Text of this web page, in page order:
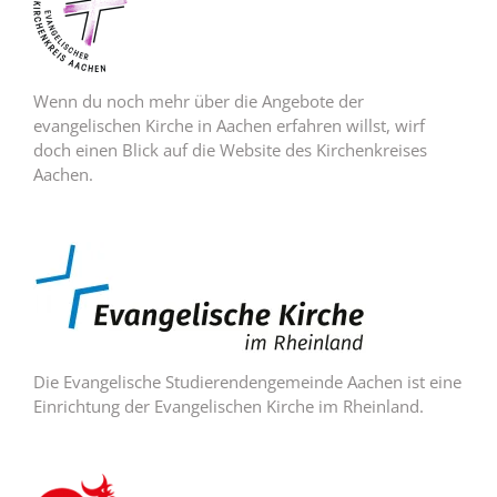
Wenn du noch mehr über die Angebote der
evangelischen Kirche in Aachen erfahren willst, wirf
doch einen Blick auf die Website des Kirchenkreises
Aachen.
Die Evangelische Studierendengemeinde Aachen ist eine
Einrichtung der Evangelischen Kirche im Rheinland.